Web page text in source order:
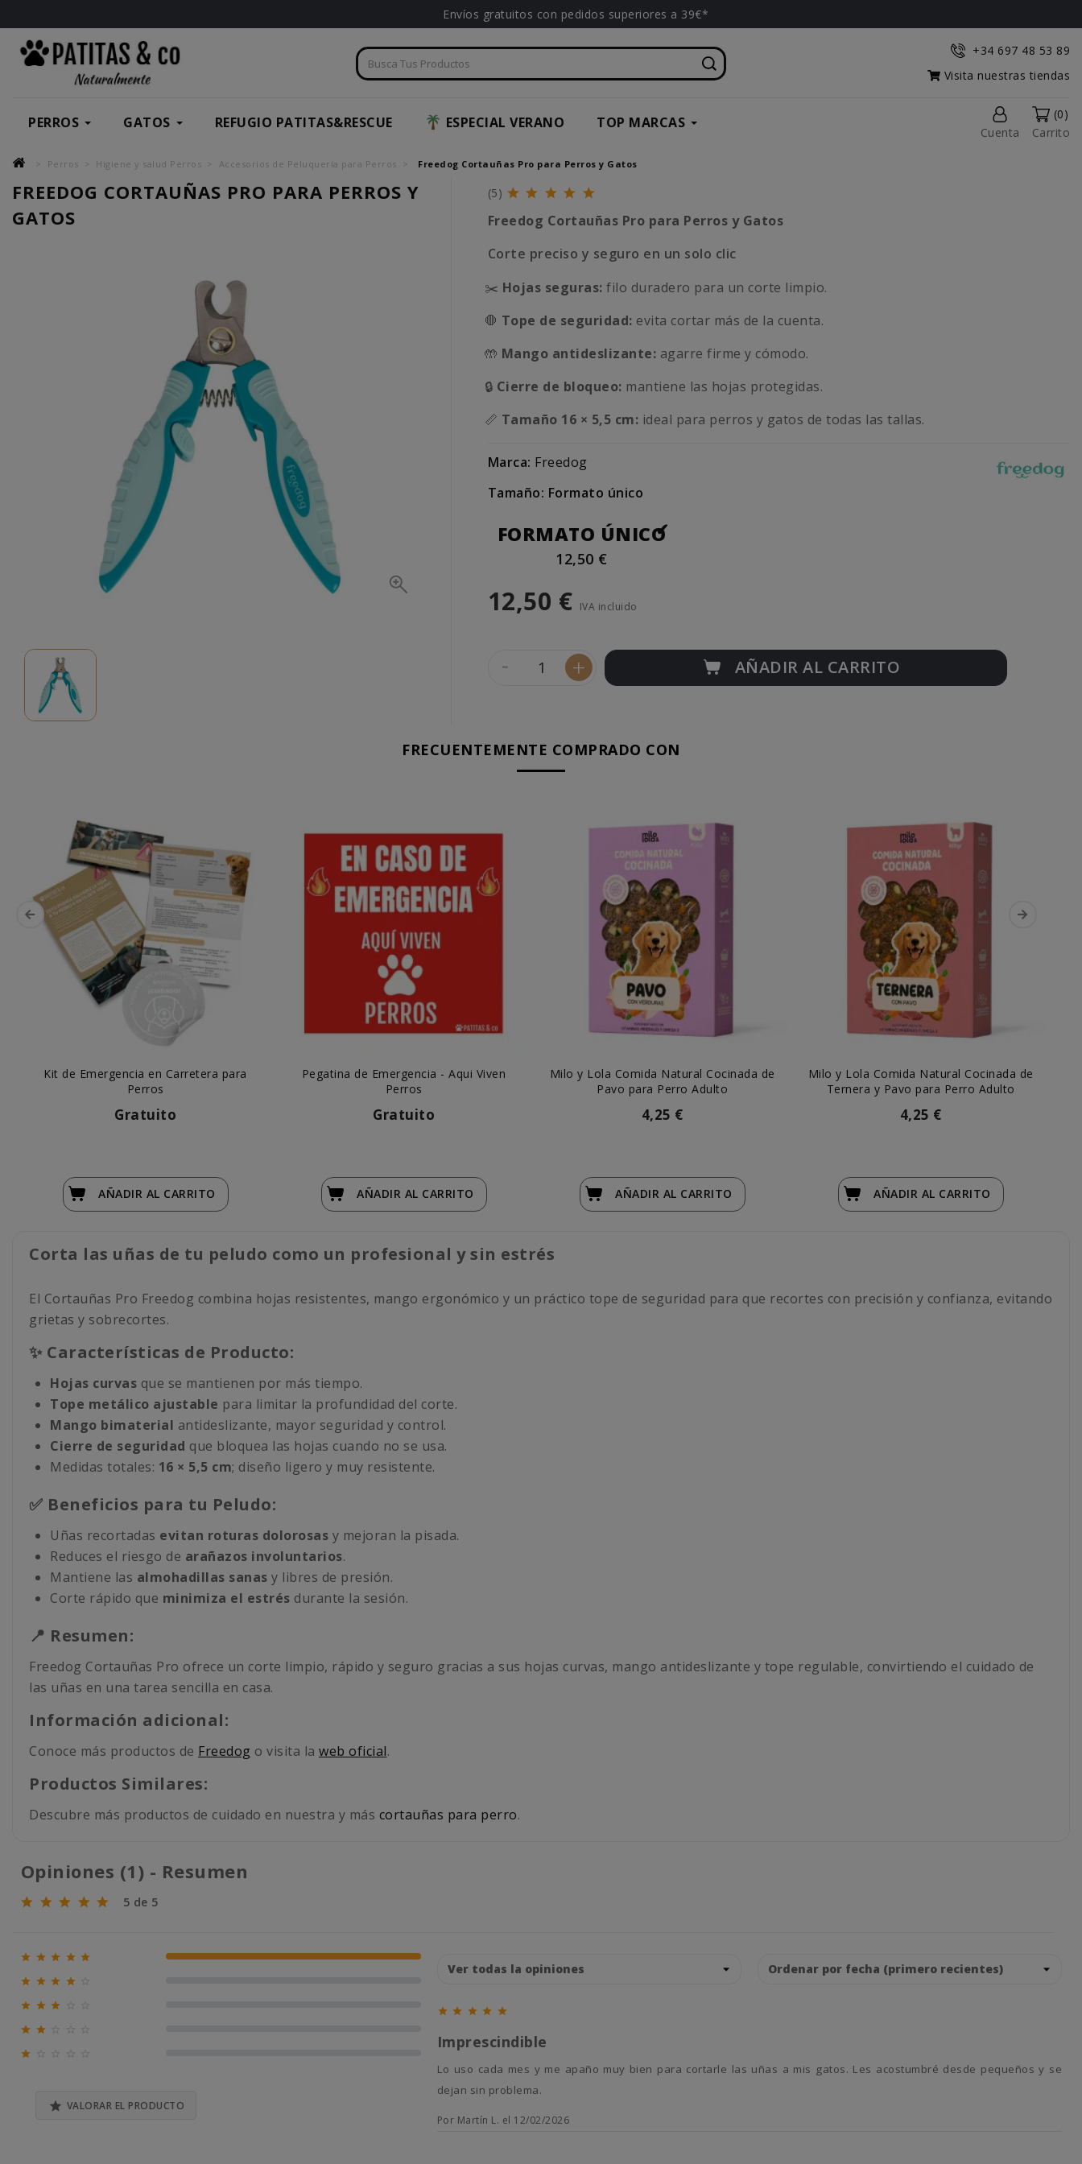
Envíos gratuitos con pedidos superiores a 39€*
+34 697 48 53 89
Visita nuestras tiendas
PERROS GATOS REFUGIO PATITAS&RESCUE ESPECIAL VERANO TOP MARCAS
Cuenta
(0)
Carrito
Perros Higiene y salud Perros Accesorios de Peluquería para Perros Freedog Cortauñas Pro para Perros y Gatos
FREEDOG CORTAUÑAS PRO PARA PERROS Y
GATOS
(5)
Freedog Cortauñas Pro para Perros y Gatos
Corte preciso y seguro en un solo clic
✂️ Hojas seguras: filo duradero para un corte limpio.
🛑 Tope de seguridad: evita cortar más de la cuenta.
🤲 Mango antideslizante: agarre firme y cómodo.
🔒 Cierre de bloqueo: mantiene las hojas protegidas.
📏 Tamaño 16 × 5,5 cm: ideal para perros y gatos de todas las tallas.
Marca: Freedog
Tamaño: Formato único
FORMATO ÚNICO
12,50 €
12,50 € IVA incluido
- + AÑADIR AL CARRITO
FRECUENTEMENTE COMPRADO CON
Kit de Emergencia en Carretera para
Perros
Gratuito
AÑADIR AL CARRITO
Pegatina de Emergencia - Aqui Viven
Perros
Gratuito
AÑADIR AL CARRITO
Milo y Lola Comida Natural Cocinada de
Pavo para Perro Adulto
4,25 €
AÑADIR AL CARRITO
Milo y Lola Comida Natural Cocinada de
Ternera y Pavo para Perro Adulto
4,25 €
AÑADIR AL CARRITO
Corta las uñas de tu peludo como un profesional y sin estrés
El Cortauñas Pro Freedog combina hojas resistentes, mango ergonómico y un práctico tope de seguridad para que recortes con precisión y confianza, evitando
grietas y sobrecortes.
✨ Características de Producto:
Hojas curvas que se mantienen por más tiempo.
Tope metálico ajustable para limitar la profundidad del corte.
Mango bimaterial antideslizante, mayor seguridad y control.
Cierre de seguridad que bloquea las hojas cuando no se usa.
Medidas totales: 16 × 5,5 cm; diseño ligero y muy resistente.
✅ Beneficios para tu Peludo:
Uñas recortadas evitan roturas dolorosas y mejoran la pisada.
Reduces el riesgo de arañazos involuntarios.
Mantiene las almohadillas sanas y libres de presión.
Corte rápido que minimiza el estrés durante la sesión.
📍 Resumen:
Freedog Cortauñas Pro ofrece un corte limpio, rápido y seguro gracias a sus hojas curvas, mango antideslizante y tope regulable, convirtiendo el cuidado de
las uñas en una tarea sencilla en casa.
Información adicional:
Conoce más productos de Freedog o visita la web oficial.
Productos Similares:
Descubre más productos de cuidado en nuestra y más cortauñas para perro.
Opiniones (1) - Resumen
5 de 5
     100% (1)
   
  
 

 VALORAR EL PRODUCTO
    
Imprescindible
Lo uso cada mes y me apaño muy bien para cortarle las uñas a mis gatos. Les acostumbré desde pequeños y se
dejan sin problema.
Por Martín L. el 12/02/2026